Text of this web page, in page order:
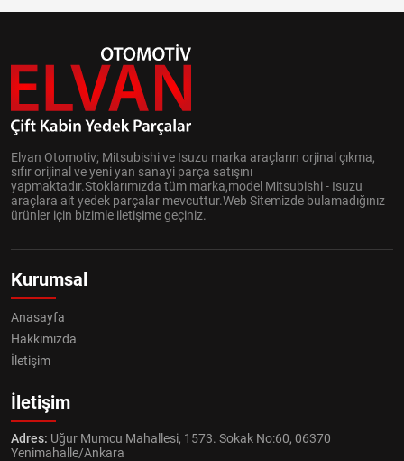
Elvan Otomotiv; Mitsubishi ve Isuzu marka araçların orjinal çıkma,
sıfır orijinal ve yeni yan sanayi parça satışını
yapmaktadır.Stoklarımızda tüm marka,model Mitsubishi - Isuzu
araçlara ait yedek parçalar mevcuttur.Web Sitemizde bulamadığınız
ürünler için bizimle iletişime geçiniz.
Kurumsal
Anasayfa
Hakkımızda
İletişim
İletişim
Adres: Uğur Mumcu Mahallesi, 1573. Sokak No:60, 06370
Yenimahalle/Ankara